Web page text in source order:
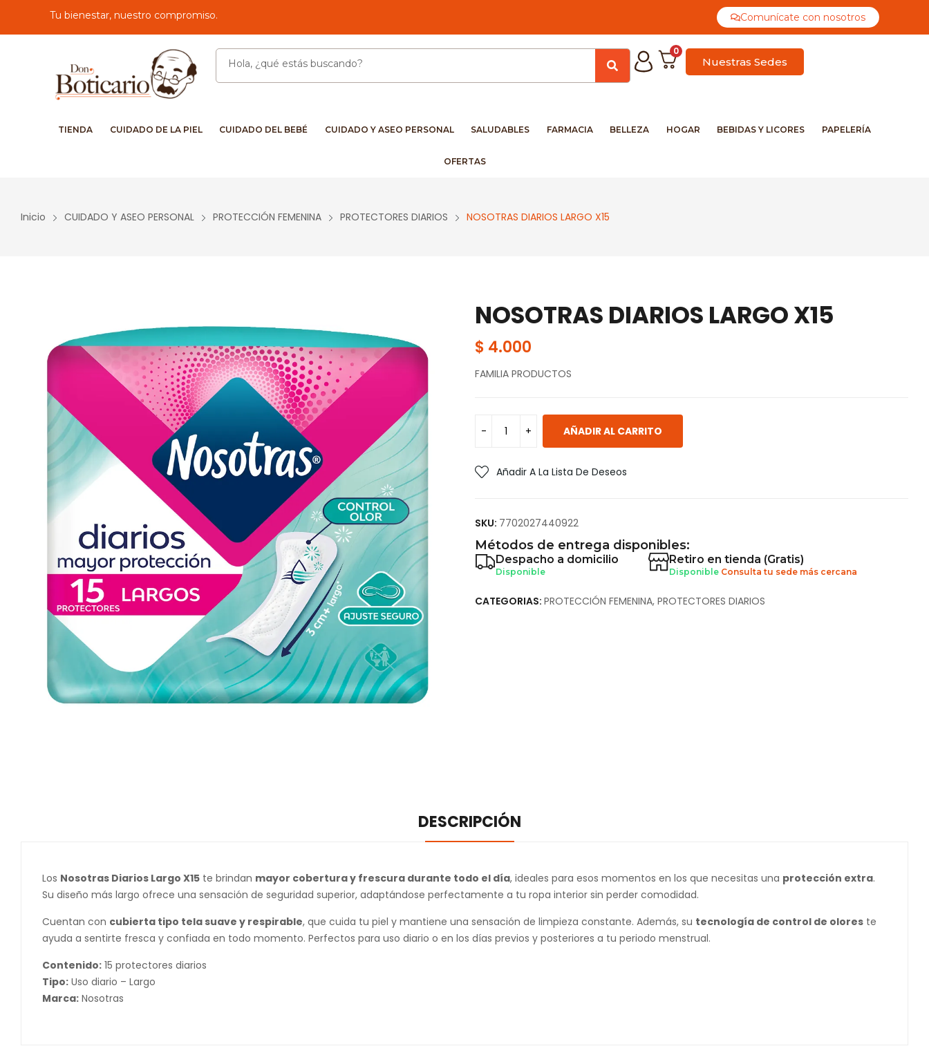
Tu bienestar, nuestro compromiso. Comunícate con nosotros
0
Nuestras Sedes
TIENDA CUIDADO DE LA PIEL CUIDADO DEL BEBÉ CUIDADO Y ASEO PERSONAL SALUDABLES FARMACIA BELLEZA HOGAR BEBIDAS Y LICORES PAPELERÍA
OFERTAS
Inicio CUIDADO Y ASEO PERSONAL PROTECCIÓN FEMENINA PROTECTORES DIARIOS NOSOTRAS DIARIOS LARGO X15
NOSOTRAS DIARIOS LARGO X15
$ 4.000
FAMILIA PRODUCTOS
AÑADIR AL CARRITO
Añadir A La Lista De Deseos
SKU: 7702027440922
Métodos de entrega disponibles:
Despacho a domicilio
Disponible
Retiro en tienda (Gratis)
Disponible Consulta tu sede más cercana
CATEGORIAS: PROTECCIÓN FEMENINA, PROTECTORES DIARIOS
DESCRIPCIÓN
Los Nosotras Diarios Largo X15 te brindan mayor cobertura y frescura durante todo el día, ideales para esos momentos en los que necesitas una protección extra.
Su diseño más largo ofrece una sensación de seguridad superior, adaptándose perfectamente a tu ropa interior sin perder comodidad.
Cuentan con cubierta tipo tela suave y respirable, que cuida tu piel y mantiene una sensación de limpieza constante. Además, su tecnología de control de olores te
ayuda a sentirte fresca y confiada en todo momento. Perfectos para uso diario o en los días previos y posteriores a tu periodo menstrual.
Contenido: 15 protectores diarios
Tipo: Uso diario – Largo
Marca: Nosotras